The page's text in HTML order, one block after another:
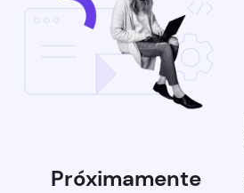
Próximamente